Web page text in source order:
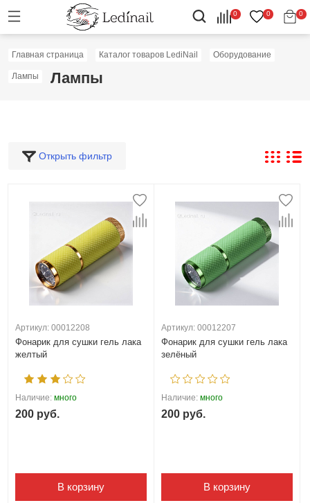
0 0 0
Главная страница Каталог товаров LediNail Оборудование
Лампы Лампы
Открыть фильтр
Артикул: 00012208
Фонарик для сушки гель лака
желтый
Наличие: много
200 руб.
В корзину
Артикул: 00012207
Фонарик для сушки гель лака
зелёный
Наличие: много
200 руб.
В корзину